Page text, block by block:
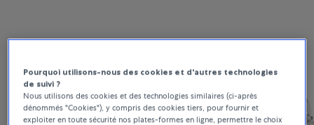
Pourquoi utilisons-nous des cookies et d'autres technologies
de suivi ?
Nous utilisons des cookies et des technologies similaires (ci-après
dénommés "Cookies"), y compris des cookies tiers, pour fournir et
exploiter en toute sécurité nos plates-formes en ligne, permettre le choix